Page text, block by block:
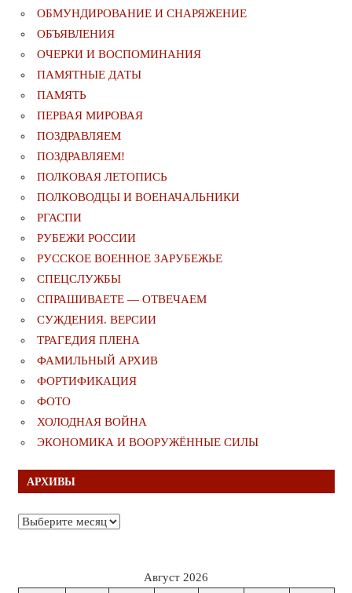
ОБМУНДИРОВАНИЕ И СНАРЯЖЕНИЕ
ОБЪЯВЛЕНИЯ
ОЧЕРКИ И ВОСПОМИНАНИЯ
ПАМЯТНЫЕ ДАТЫ
ПАМЯТЬ
ПЕРВАЯ МИРОВАЯ
ПОЗДРАВЛЯЕМ
ПОЗДРАВЛЯЕМ!
ПОЛКОВАЯ ЛЕТОПИСЬ
ПОЛКОВОДЦЫ И ВОЕНАЧАЛЬНИКИ
РГАСПИ
РУБЕЖИ РОССИИ
РУССКОЕ ВОЕННОЕ ЗАРУБЕЖЬЕ
СПЕЦСЛУЖБЫ
СПРАШИВАЕТЕ — ОТВЕЧАЕМ
СУЖДЕНИЯ. ВЕРСИИ
ТРАГЕДИЯ ПЛЕНА
ФАМИЛЬНЫЙ АРХИВ
ФОРТИФИКАЦИЯ
ФОТО
ХОЛОДНАЯ ВОЙНА
ЭКОНОМИКА И ВООРУЖЁННЫЕ СИЛЫ
АРХИВЫ
Архивы
Август 2026